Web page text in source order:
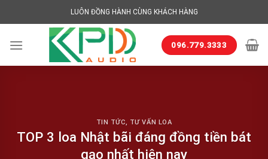
to
LUÔN ĐỒNG HÀNH CÙNG KHÁCH HÀNG
096.779.3333
TIN TỨC, TƯ VẤN LOA
TOP 3 loa Nhật bãi đáng đồng tiền bát
gạo nhất hiện nay